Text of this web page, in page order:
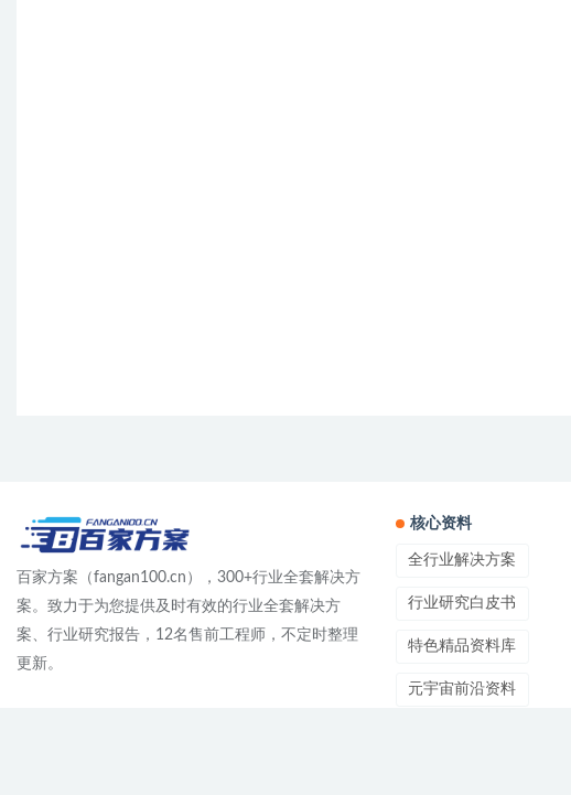
百家方案（fangan100.cn），300+行业全套解决方
案。致力于为您提供及时有效的行业全套解决方
案、行业研究报告，12名售前工程师，不定时整理
更新。
核心资料
全行业解决方案
行业研究白皮书
特色精品资料库
元宇宙前沿资料